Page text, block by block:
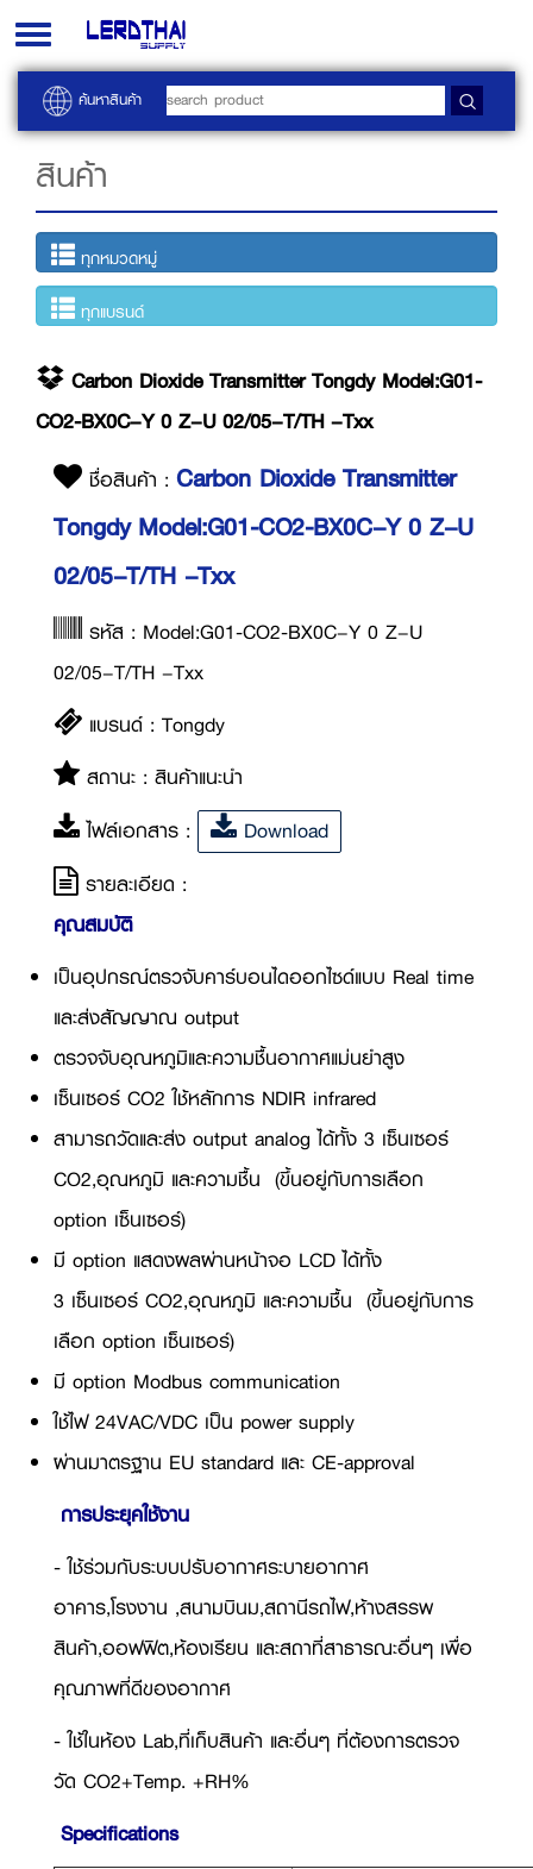
Toggle
navigation
ค้นหาสินค้า
สินค้า
ทุกหมวดหมู่
ทุกแบรนด์
Carbon Dioxide Transmitter Tongdy Model:G01-
CO2-BX0C–Y 0 Z–U 02/05–T/TH –Txx
ชื่อสินค้า : Carbon Dioxide Transmitter
Tongdy Model:G01-CO2-BX0C–Y 0 Z–U
02/05–T/TH –Txx
รหัส : Model:G01-CO2-BX0C–Y 0 Z–U
02/05–T/TH –Txx
แบรนด์ : Tongdy
สถานะ : สินค้าแนะนำ
ไฟล์เอกสาร :
Download
รายละเอียด :
คุณสมบัติ
เป็นอุปกรณ์ตรวจับคาร์บอนไดออกไซด์แบบ Real time
และส่งสัญญาณ output
ตรวจจับอุณหภูมิและความชื้นอากาศแม่นยำสูง
เซ็นเซอร์ CO2 ใช้หลักการ NDIR infrared
สามารถวัดและส่ง output analog ได้ทั้ง 3 เซ็นเซอร์
CO2,อุณหภูมิ และความชื้น (ขึ้นอยู่กับการเลือก
option เซ็นเซอร์)
มี option แสดงผลผ่านหน้าจอ LCD ได้ทั้ง
3 เซ็นเซอร์ CO2,อุณหภูมิ และความชื้น (ขึ้นอยู่กับการ
เลือก option เซ็นเซอร์)
มี option Modbus communication
ใช้ไฟ 24VAC/VDC เป็น power supply
ผ่านมาตรฐาน EU standard และ CE-approval
การประยุคใช้งาน
- ใช้ร่วมกับระบบปรับอากาศระบายอากาศ
อาคาร,โรงงาน ,สนามบินม,สถานีรถไฟ,ห้างสรรพ
สินค้า,ออฟฟิต,ห้องเรียน และสถาที่สาธารณะอื่นๆ เพื่อ
คุณภาพที่ดีของอากาศ
- ใช้ในห้อง Lab,ที่เก็บสินค้า และอื่นๆ ที่ต้องการตรวจ
วัด CO2+Temp. +RH%
Specifications